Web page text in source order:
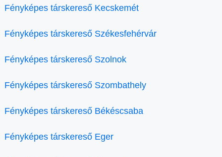
Fényképes társkereső Kecskemét
Fényképes társkereső Székesfehérvár
Fényképes társkereső Szolnok
Fényképes társkereső Szombathely
Fényképes társkereső Békéscsaba
Fényképes társkereső Eger